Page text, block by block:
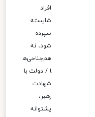
افراد
شایسته
سپرده
شود، نه
هم‌جناحی‌ه
ا / دولت با
شهادت
رهبر،
پشتوانه